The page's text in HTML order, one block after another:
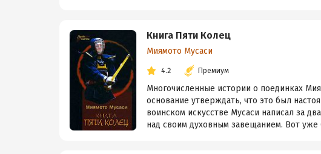
Книга Пяти Колец
Миямото Мусаси
4.2 Премиум
Многочисленные истории о поединках
основание утверждать, что это был
воинском искусстве Мусаси написал за
над своим духовным завещанием. Вот уже